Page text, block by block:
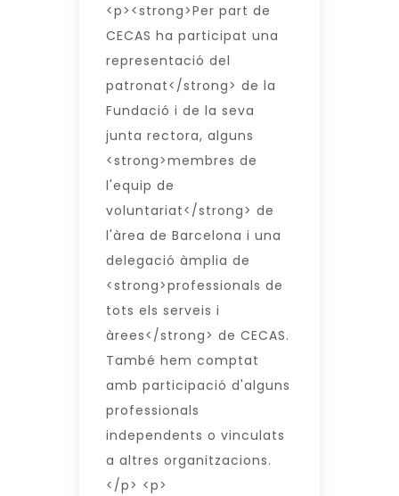
<p><strong>Per part de
CECAS ha participat una
representació del
patronat</strong> de la
Fundació i de la seva
junta rectora, alguns
<strong>membres de
l'equip de
voluntariat</strong> de
l'àrea de Barcelona i una
delegació àmplia de
<strong>professionals de
tots els serveis i
àrees</strong> de CECAS.
També hem comptat
amb participació d'alguns
professionals
independents o vinculats
a altres organitzacions.
</p> <p>